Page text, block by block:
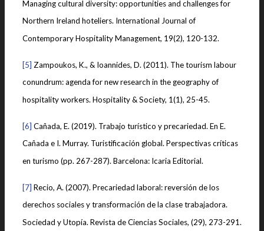
Managing cultural diversity: opportunities and challenges for
Northern Ireland hoteliers. International Journal of
Contemporary Hospitality Management, 19(2), 120-132.
[5] Zampoukos, K., & Ioannides, D. (2011). The tourism labour
conundrum: agenda for new research in the geography of
hospitality workers. Hospitality & Society, 1(1), 25-45.
[6] Cañada, E. (2019). Trabajo turístico y precariedad. En E.
Cañada e I. Murray. Turistificación global. Perspectivas críticas
en turismo (pp. 267-287). Barcelona: Icaria Editorial.
[7] Recio, A. (2007). Precariedad laboral: reversión de los
derechos sociales y transformación de la clase trabajadora.
Sociedad y Utopía. Revista de Ciencias Sociales, (29), 273-291.